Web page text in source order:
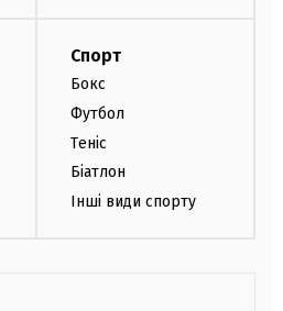
Спорт
Бокс
Футбол
Теніс
Біатлон
Інші види спорту